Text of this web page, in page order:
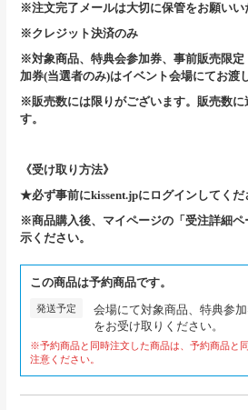
※注文完了メールは大切に保管をお願いい
※クレジット決済のみ
※対象商品、特典会参加券、事前販売限
加券(当選者のみ)はイベント会場にてお渡
※販売数には限りがございます。販売数に
す。
《受け取り方法》
★必ず事前にkissent.jpにログインしてく
※商品購入後、マイページの「受注詳細
示ください。
この商品は予約商品です。
発送予定
会場にて対象商品、特典参
をお受け取りください。
※予約商品と同時注文した商品は、予約商品と
注意ください。